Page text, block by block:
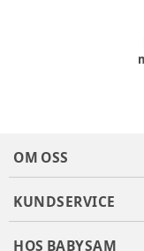
OM OSS
KUNDSERVICE
HOS BABYSAM